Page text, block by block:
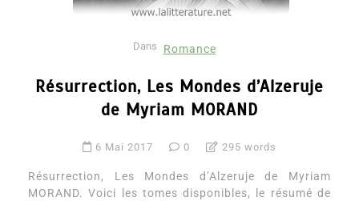
Dans Romance
Résurrection, Les Mondes d’Alzeruje
de Myriam MORAND
6 Mai 2017 0 295 words
Résurrection, Les Mondes d’Alzeruje de Myriam
MORAND. Voici les tomes disponibles, le résumé de